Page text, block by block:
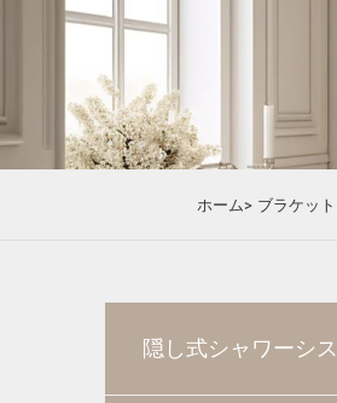
ホーム> ブラケッ
隠し式シャワーシ